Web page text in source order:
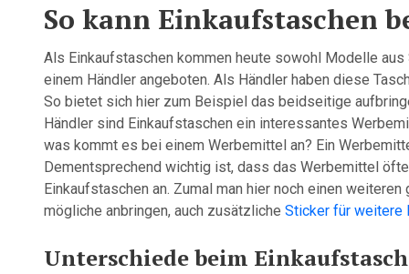
So kann Einkaufstaschen
Als Einkaufstaschen kommen heute sowohl Modelle
einem Händler angeboten. Als Händler haben diese
So bietet sich hier zum Beispiel das beidseitige
Händler sind Einkaufstaschen ein interessantes
was kommt es bei einem Werbemittel an? Ein
Dementsprechend wichtig ist, dass das Werbemittel
Einkaufstaschen an. Zumal man hier noch einen
mögliche anbringen, auch zusätzliche Sticker für weitere
Unterschiede beim